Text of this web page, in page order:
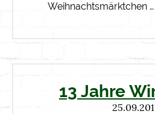
Weihnachtsmärktchen …
13 Jahre